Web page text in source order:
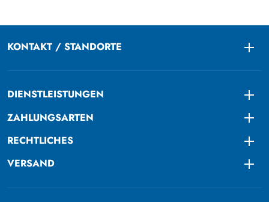
KONTAKT / STANDORTE
DIENSTLEISTUNGEN
ZAHLUNGSARTEN
RECHTLICHES
VERSAND